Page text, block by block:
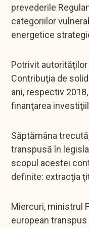
prevederile
categoriilor
energetice
Potrivit
Contribuţia de
ani, respectiv
finanţarea
Săptămâna
transpusă în
scopul acestei
definite: extracţia
Miercuri, ministrul
european